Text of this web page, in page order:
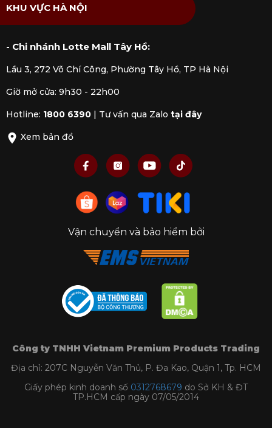
KHU VỰC HÀ NỘI
- Chi nhánh Lotte Mall Tây Hồ:
Lầu 3, 272 Võ Chí Công, Phường Tây Hồ, TP Hà Nội
Giờ mở cửa: 9h30 - 22h00
Hotline: 1800 6390 Tư vấn qua Zalo tại đây
Xem bản đồ
Vận chuyển và bảo hiểm bởi
Công ty TNHH Vietnam Premium Products Trading
Địa chỉ: 207C Nguyễn Văn Thủ, P. Đa Kao, Quận 1, Tp. HCM
Giấy phép kinh doanh số 0312768679 do Sở KH & ĐT
TP.HCM cấp ngày 07/05/2014